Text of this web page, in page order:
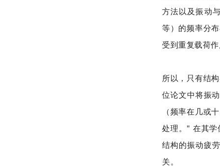
方法以及振动
等）的频率分
受到重复载荷
所以，只有结
位论文中将振
（频率在几或
处理。" 在其学
结构的振动疲
关。